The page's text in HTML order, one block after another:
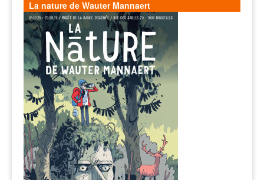
La nature de Wauter Mannaert